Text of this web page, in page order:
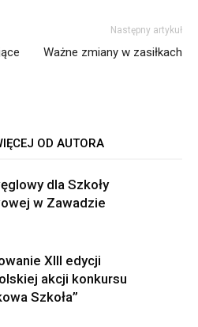
Następny artykuł
Ważne zmiany w zasiłkach
OD AUTORA
dla Szkoły
w Zawadzie
XIII edycji
akcji konkursu
Szkoła”